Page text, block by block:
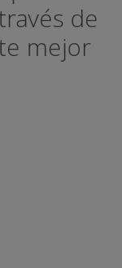
de
mejor